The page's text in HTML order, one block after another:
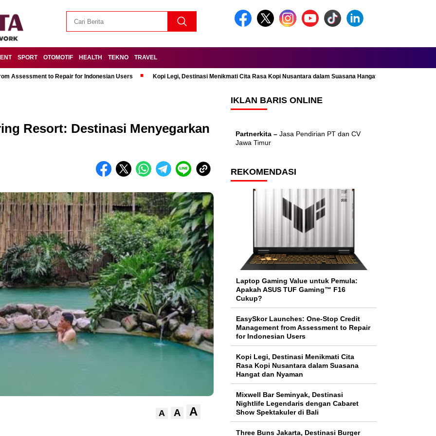
SPORT OTOMOTIF HEALTH TEKNO TRAVEL
Assessment to Repair for Indonesian Users Kopi Legi, Destinasi Menikmati Cita Rasa Kopi Nusantara dalam Suasana Hangat dan Nyaman
Resort: Destinasi Menyegarkan
A A A
IKLAN BARIS ONLINE
Partnerkita – Jasa Pendirian PT dan CV
Jawa Timur
REKOMENDASI
Laptop Gaming Value untuk Pemula:
Apakah ASUS TUF Gaming™ F16
Cukup?
EasySkor Launches: One-Stop Credit
Management from Assessment to Repair
for Indonesian Users
Kopi Legi, Destinasi Menikmati Cita
Rasa Kopi Nusantara dalam Suasana
Hangat dan Nyaman
Mixwell Bar Seminyak, Destinasi
Nightlife Legendaris dengan Cabaret
Show Spektakuler di Bali
Three Buns Jakarta, Destinasi Burger